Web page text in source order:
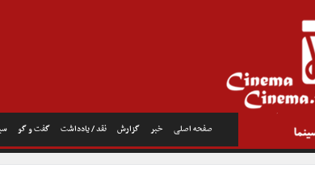
صفحه اصلی خبر گزارش نقد / یادداشت گفت و گو